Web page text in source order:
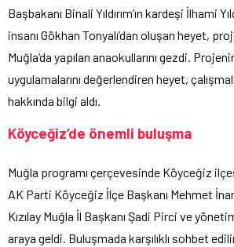
Başbakanı Binali Yıldırım’ın kardeşi İlhami
insanı Gökhan Tonyalı’dan oluşan heyet,
Muğla’da yapılan anaokullarını gezdi.
uygulamalarını değerlendiren heyet,
hakkında bilgi aldı.
Köyceğiz’de önemli buluşma
Muğla programı çerçevesinde Köyceğiz
AK Parti Köyceğiz İlçe Başkanı Mehmet
Kızılay Muğla İl Başkanı Şadi Pirci ve
araya geldi. Buluşmada karşılıklı sohbet